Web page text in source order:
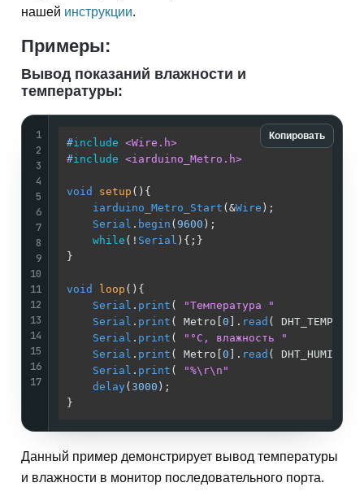
нашей инструкции.
Примеры:
Вывод показаний влажности и
температуры:
Копировать
1
2
3
4
5
6
7
8
9
10
11
12
13
14
15
16
17
#include <Wire.h>
#include <iarduino_Metro.h>
void setup ()
iarduino_Metro_Start (&Wire
Serial . begin ( 9600
while (! Serial
void loop ()
Serial . print ( "Температура "
Serial . print ( Metro[ 0 ]. read (
Serial . print ( "°C, влажность "
Serial . print ( Metro[ 0 ]. read (
Serial . print ( "%\r\n"
delay( 3000
Данный пример демонстрирует вывод температуры
и влажности в монитор последовательного порта.